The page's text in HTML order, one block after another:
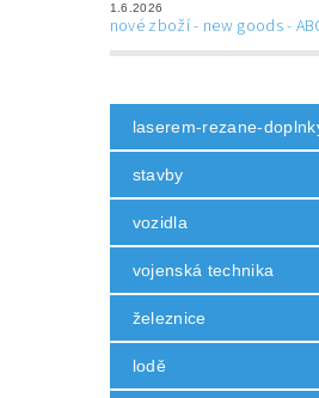
1.6.2026
nové zboží - new goods -
laserem-rezane-
stavby
vozidla
vojenská technika
železnice
lodě